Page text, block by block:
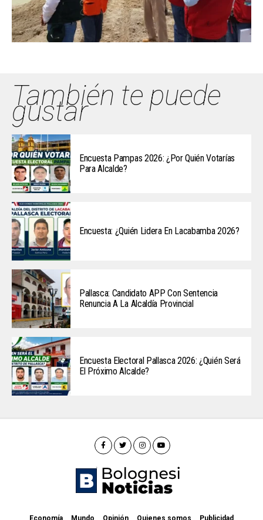
También te puede
gustar
Encuesta Pampas 2026: ¿Por Quién Votarías
Para Alcalde?
Encuesta: ¿Quién Lidera En Lacabamba 2026?
Pallasca: Candidato APP Con Sentencia
Renuncia A La Alcaldía Provincial
Encuesta Electoral Pallasca 2026: ¿Quién Será
El Próximo Alcalde?
Economía Mundo Opinión Quienes somos Publicidad